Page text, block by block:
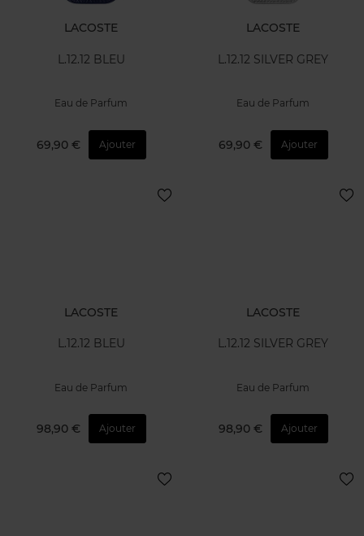
LACOSTE
L.12.12 BLEU
Eau de Parfum
69,90 € Ajouter
LACOSTE
L.12.12 SILVER GREY
Eau de Parfum
69,90 € Ajouter
LACOSTE
L.12.12 BLEU
Eau de Parfum
98,90 € Ajouter
LACOSTE
L.12.12 SILVER GREY
Eau de Parfum
98,90 € Ajouter